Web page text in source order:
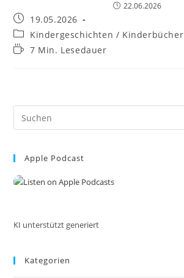
22.06.2026
Beitrag
veröffentlicht:
19.05.2026
Beitrags-
Kategorie:
Kindergeschichten / Kinderbücher
Lesedauer:
7 Min. Lesedauer
Apple Podcast
KI unterstützt generiert
Kategorien